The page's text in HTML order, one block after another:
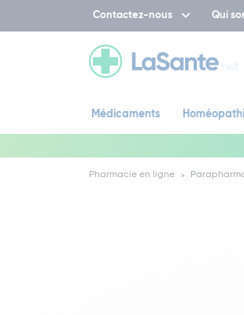
Contactez-nous Qui
Médicaments
Pharmacie en ligne